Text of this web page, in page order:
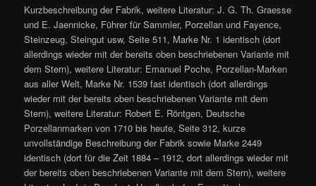
Kurzbeschreibung der Fabrik, weitere Literatur: J. G. Th. Graesse
und E. Jaennicke, Führer für Sammler, Porzellan und Fayence,
Steinzeug, Steingut usw, Seite 511, Marke Nr. 1 identisch (dort
allerdings wieder mit der bereits oben beschriebenen Variante mit
dem Stern), weitere Literatur: Emanuel Poche, Porzellan-Marken
aus aller Welt, Marke Nr. 1539 fast identisch (dort allerdings
wieder mit der bereits oben beschriebenen Variante mit dem
Stern), weitere Literatur: Robert E. Röntgen, Deutsche
Porzellanmarken von 1710 bis heute, Seite 312, kurze
unvollständige Beschreibung der Fabrik sowie Marke 2449
identisch (dort für die Zeit 1884 – 1912, dort allerdings wieder mit
der bereits oben beschriebenen Variante mit dem Stern), weitere